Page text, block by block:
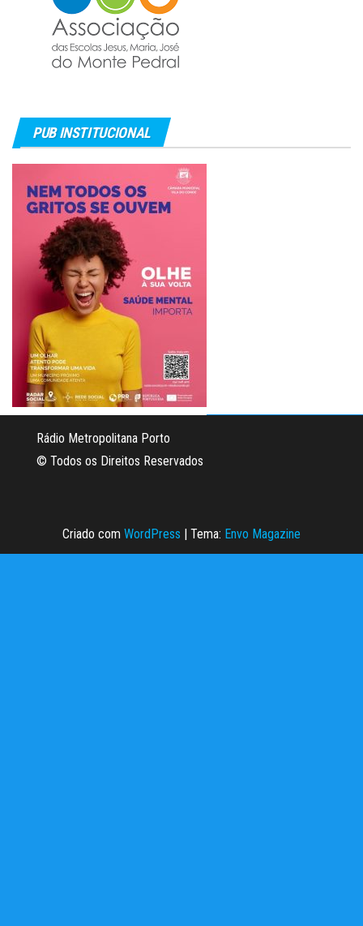
PUB INSTITUCIONAL
Rádio Metropolitana Porto
© Todos os Direitos Reservados
Criado com WordPress | Tema: Envo Magazine